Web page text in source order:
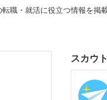
職・就活に役立つ情報を掲
スカウ